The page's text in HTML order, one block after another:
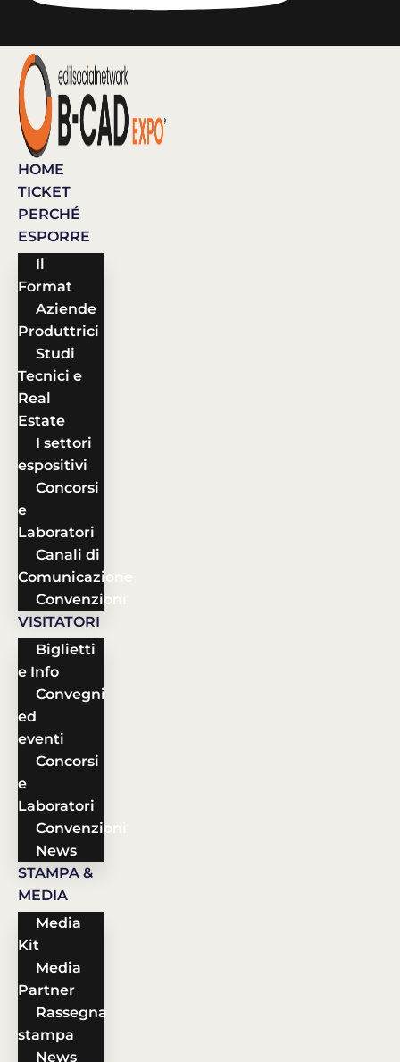
HOME
TICKET
PERCHÉ
ESPORRE
Il
Format
Aziende
Produttrici
Studi
Tecnici e
Real
Estate
I settori
espositivi
Concorsi
e
Laboratori
Canali di
Comunicazione
Convenzioni
VISITATORI
Biglietti
e Info
Convegni
ed
eventi
Concorsi
e
Laboratori
Convenzioni
News
STAMPA &
MEDIA
Media
Kit
Media
Partner
Rassegna
stampa
News